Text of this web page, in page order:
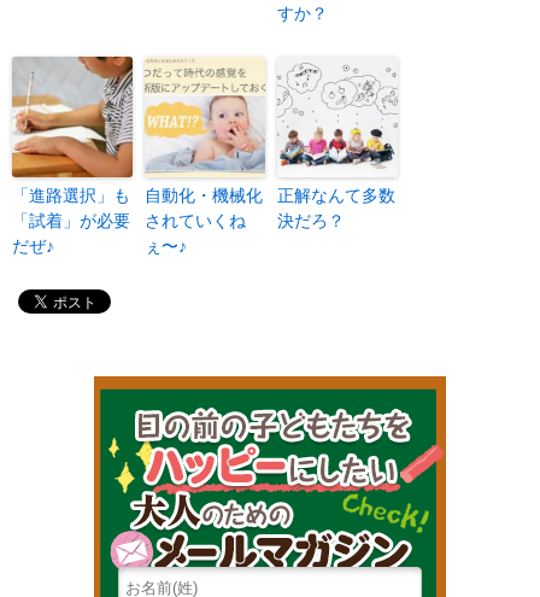
すか？
「進路選択」も
「試着」が必要
だぜ♪
自動化・機械化
されていくね
ぇ〜♪
正解なんて多数
決だろ？